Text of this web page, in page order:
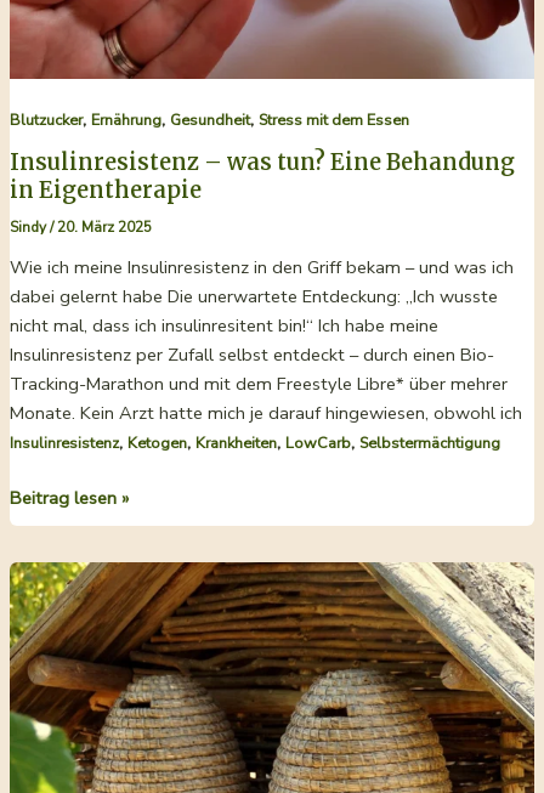
Blutzucker, Ernährung, Gesundheit, Stress mit dem Essen
Insulinresistenz – was tun? Eine Behandung
in Eigentherapie
Sindy/20. März 2025
Wie ich meine Insulinresistenz in den Griff bekam – und was ich
dabei gelernt habe Die unerwartete Entdeckung: „Ich wusste
nicht mal, dass ich insulinresitent bin!“ Ich habe meine
Insulinresistenz per Zufall selbst entdeckt – durch einen Bio-
Tracking-Marathon und mit dem Freestyle Libre* über mehrer
Monate. Kein Arzt hatte mich je darauf hingewiesen, obwohl ich
Insulinresistenz, Ketogen, Krankheiten, LowCarb, Selbstermächtigung
Insulinresistenz
–
tun?
Eine
Behandung
in
Eigentherapie
Beitrag lesen »